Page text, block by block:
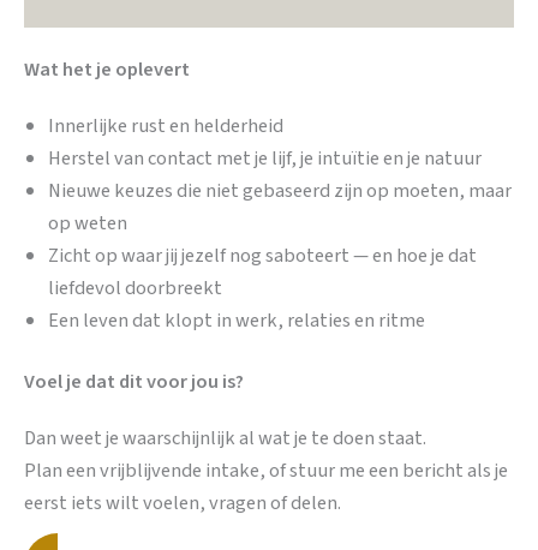
Wat het je oplevert
Innerlijke rust en helderheid
Herstel van contact met je lijf, je intuïtie en je natuur
Nieuwe keuzes die niet gebaseerd zijn op moeten, maar
op weten
Zicht op waar jij jezelf nog saboteert — en hoe je dat
liefdevol doorbreekt
Een leven dat klopt in werk, relaties en ritme
Voel je dat dit voor jou is?
Dan weet je waarschijnlijk al wat je te doen staat.
Plan een vrijblijvende intake, of stuur me een bericht als je
eerst iets wilt voelen, vragen of delen.